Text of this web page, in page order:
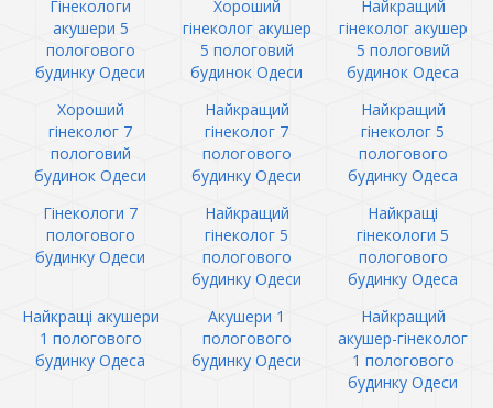
Гінекологи
акушери 5
пологового
будинку Одеси
Хороший
гінеколог акушер
5 пологовий
будинок Одеси
Найкращий
гінеколог акушер
5 пологовий
будинок Одеса
Хороший
гінеколог 7
пологовий
будинок Одеси
Найкращий
гінеколог 7
пологового
будинку Одеси
Найкращий
гінеколог 5
пологового
будинку Одеса
Гінекологи 7
пологового
будинку Одеси
Найкращий
гінеколог 5
пологового
будинку Одеси
Найкращі
гінекологи 5
пологового
будинку Одеса
Найкращі акушери
1 пологового
будинку Одеса
Акушери 1
пологового
будинку Одеси
Найкращий
акушер-гінеколог
1 пологового
будинку Одеси